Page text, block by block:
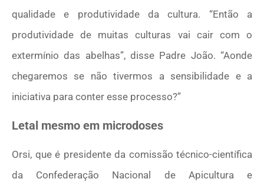
qualidade e produtividade da cultura. “Então a
produtividade de muitas culturas vai cair com o
extermínio das abelhas”, disse Padre João. “Aonde
chegaremos se não tivermos a sensibilidade e a
iniciativa para conter esse processo?”
Letal mesmo em microdoses
Orsi, que é presidente da comissão técnico-científica
da Confederação Nacional de Apicultura e